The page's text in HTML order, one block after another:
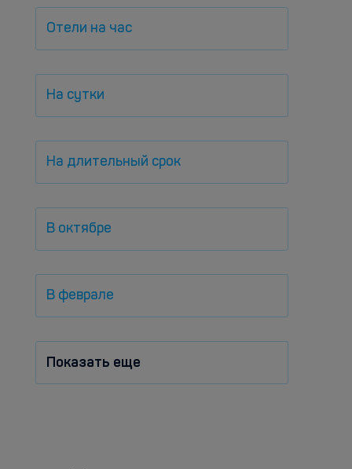
Отели на час
На сутки
На длительный срок
В октябре
В феврале
Показать еще